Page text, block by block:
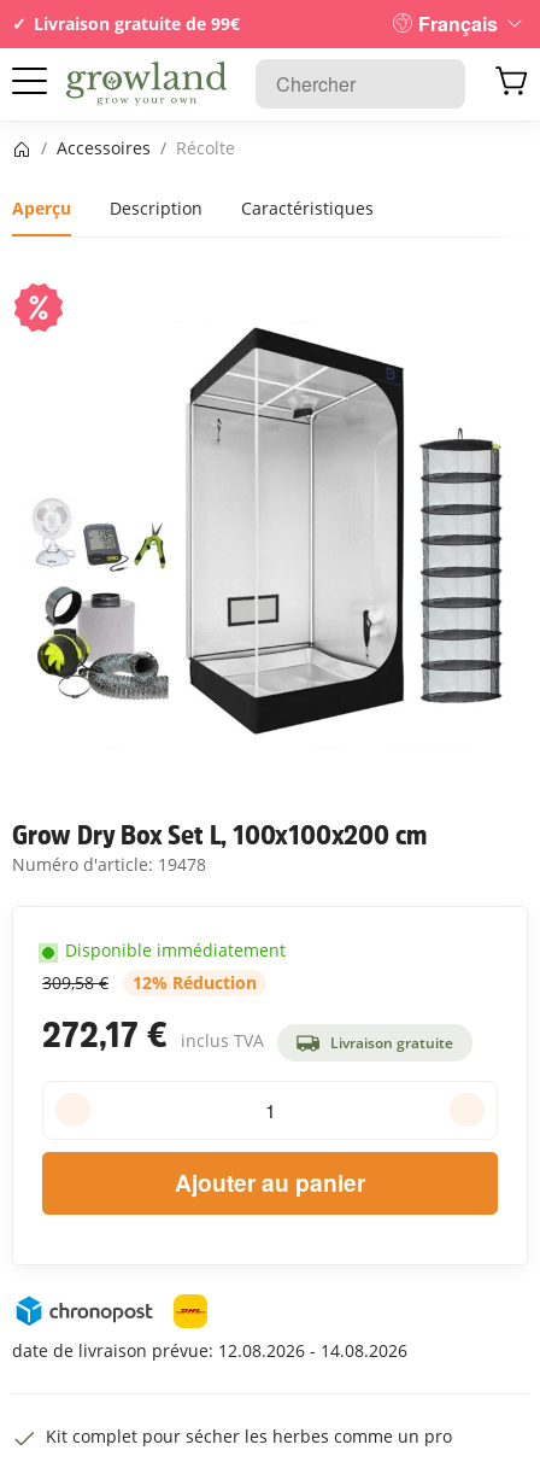
Livraison gratuite de 99€ Français
Page d’accueil
/ Accessoires / Récolte
Aperçu Description Caractéristiques
Grow Dry Box Set L, 100x100x200 cm
Numéro d'article: 19478
309,58 € 12% Réduction
272,17 € inclus TVA Livraison gratuite
Disponible immédiatement
Ajouter au panier
date de livraison prévue: 12.08.2026 - 14.08.2026
Kit complet pour sécher les herbes comme un pro